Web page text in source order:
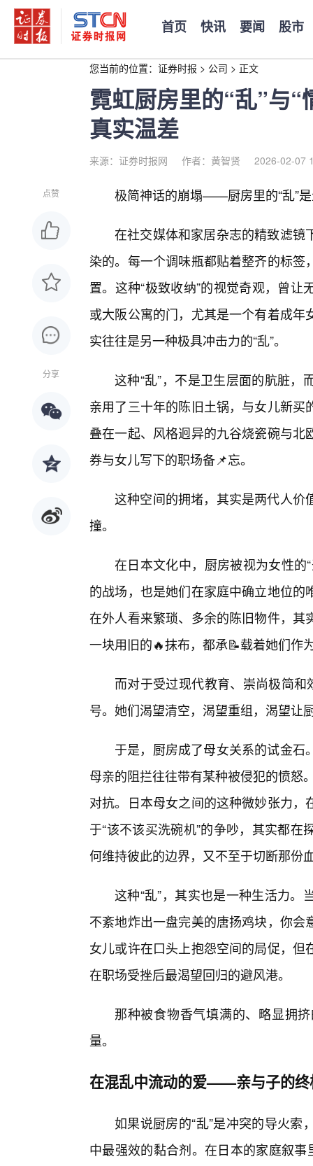
首页 快讯 要闻 股市
您当前的位置： 证券时报 > 公司 > 正文
霓虹厨房里的“乱”与
真实温差
来源：证券时报网 作者：黄智贤 2026-02-07
点赞
分享
极简神话的崩塌——厨房里的“乱”
在社交媒体和家居杂志的精致滤镜
染的。每一个调味瓶都贴着整齐的标
置。这种“极致收纳”的视觉奇观，曾
或大阪公寓的门，尤其是一个有着成
实往往是另一种极具冲击力的“乱”。
这种“乱”，不是卫生层面的肮脏
亲用了三十年的陈旧土锅，与女儿新
叠在一起、风格迥异的九谷烧瓷碗与
券与女儿写下的职场备📌忘。
这种空间的拥堵，其实是两代人价
撞。
在日本文化中，厨房被视为女性的
的战场，也是她们在家庭中确立地位
在外人看来繁琐、多余的陈旧物件，
一块用旧的🔥抹布，都承📝载着她们作
而对于受过现代教育、崇尚极简和
号。她们渴望清空，渴望重组，渴望让
于是，厨房成了母女关系的试金
母亲的阻拦往往带有某种被侵犯的愤怒
对抗。日本母女之间的这种微妙张力
于“该不该买洗碗机”的争吵，其实都
何维持彼此的边界，又不至于切断那份
这种“乱”，其实也是一种生活力
不紊地炸出一盘完美的唐扬鸡块，你
女儿或许在口头上抱怨空间的局促，
在职场受挫后最渴望回归的避风港。
那种被食物香气填满的、略显拥
量。
在混乱中流动的爱——亲与子的终
如果说厨房的“乱”是冲突的导火
中最强效的黏合剂。在日本的家庭叙